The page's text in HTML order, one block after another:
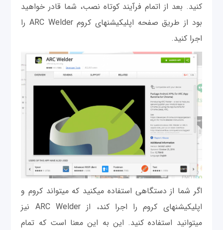
کنید. بعد از اتمام فرآيند کوتاه نصب، شما قادر خواهید
بود از طریق صفحه اپلیکیشن‎های کروم ARC Welder را
اجرا کنید.
اگر شما از دستگاهی استفاده می‎کنید که می‎تواند کروم و
اپلیکیشن‎های کروم را اجرا کند، از ARC Welder نیز
می‎توانید استفاده کنید. این به این معنا است که تمام